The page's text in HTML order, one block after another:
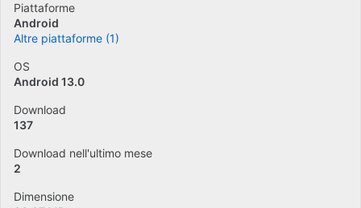
Piattaforme
Android
Altre piattaforme (1)
OS
Android 13.0
Download
137
Download nell'ultimo mese
2
Dimensione